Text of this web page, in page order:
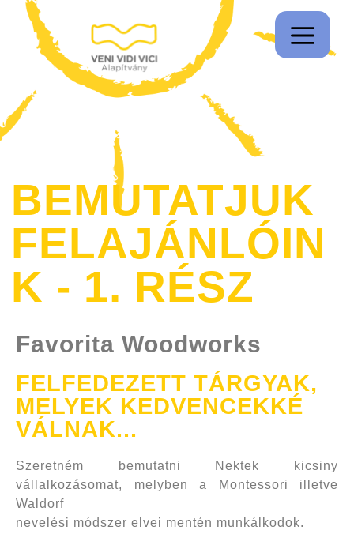
BEMUTATJUK
FELAJÁNLÓIN
K - 1. RÉSZ
Favorita Woodworks
FELFEDEZETT TÁRGYAK,
MELYEK KEDVENCEKKÉ
VÁLNAK...
Szeretném bemutatni Nektek kicsiny
vállalkozásomat, melyben a Montessori illetve
Waldorf
nevelési módszer elvei mentén munkálkodok.